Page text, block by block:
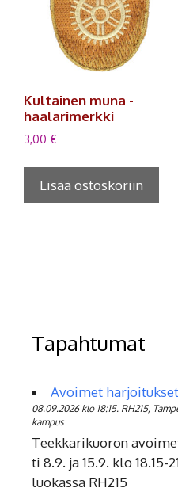
Kultainen muna -
haalarimerkki
3,00 €
Lisää ostoskoriin
Tapahtumat
Avoimet
08.09.2026 klo 18:15. RH215,
kampus
Teekkarikuoron
ti 8.9. ja 15.9. klo 18.15-
luokassa RH215